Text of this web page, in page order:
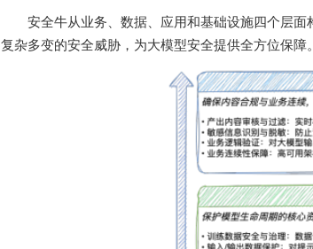
安全牛从业务、数据、应用和基础设施四个层
复杂多变的安全威胁，为大模型安全提供全方位保障。